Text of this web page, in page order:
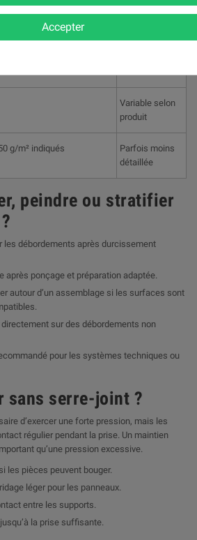
agencement et
non critiques
Rarement
Variable selon
produit
g/m² indiqués
Parfois moins
détaillée
peindre ou stratifier
les débordements après durcissement
après ponçage et préparation adaptée.
autour d’un assemblage si les surfaces sont
sur des débordements non
pour les systèmes techniques ou
sans serre-joint ?
d’exercer une forte pression, mais les
régulier pendant la prise. Un maintien
qu’une pression excessive.
les pièces peuvent bouger.
léger pour les panneaux.
entre les supports.
la prise suffisante.
Accepter